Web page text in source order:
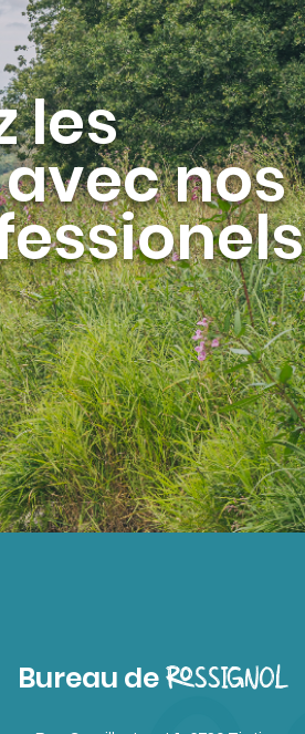
les
avecnos
Bureau de ROSSIGNOL